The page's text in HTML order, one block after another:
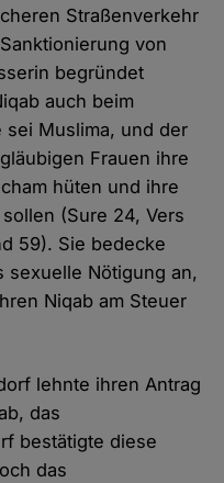
Straßenverkehr
von
begründet
auch beim
Muslima, und der
Frauen ihre
hüten und ihre
(Sure 24, Vers
59). Sie bedecke
sexuelle Nötigung an,
Niqab am Steuer
lehnte ihren Antrag
das
bestätigte diese
das